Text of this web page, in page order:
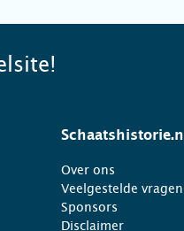
Schaatshistorie.nl
Over ons
Veelgestelde vragen
Sponsors
Disclaimer